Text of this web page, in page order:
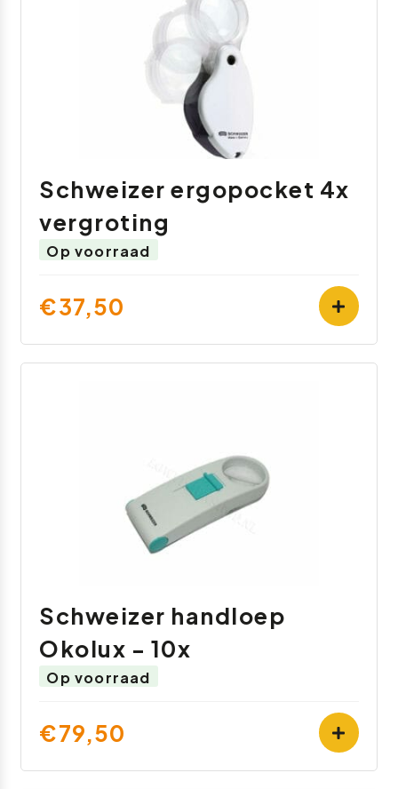
Schweizer ergopocket 4x
vergroting
Op voorraad
€37,50
Schweizer handloep
Okolux - 10x
Op voorraad
€79,50